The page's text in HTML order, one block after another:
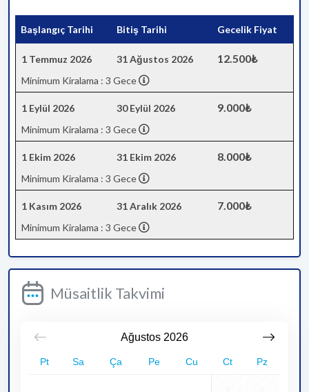
Başlangıç Tarihi Bitiş Tarihi Gecelik Fiyat
1 Temmuz 2026 31 Ağustos 2026 12.500₺
Minimum Kiralama : 3 Gece
1 Eylül 2026 30 Eylül 2026 9.000₺
Minimum Kiralama : 3 Gece
1 Ekim 2026 31 Ekim 2026 8.000₺
Minimum Kiralama : 3 Gece
1 Kasım 2026 31 Aralık 2026 7.000₺
Minimum Kiralama : 3 Gece
Müsaitlik Takvimi
Ağustos 2026
Pt Sa Ça Pe Cu Ct Pz